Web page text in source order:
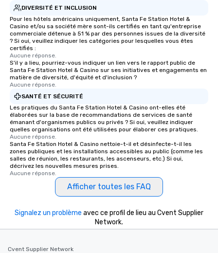
DIVERSITÉ ET INCLUSION
Pour les hôtels américains uniquement, Santa Fe Station Hotel &
Casino et/ou sa société mère sont-ils certifiés en tant qu'entreprise
commerciale détenue à 51 % par des personnes issues de la diversité
? Si oui, veuillez indiquer les catégories pour lesquelles vous êtes
certifiés :
Aucune réponse.
S'il y a lieu, pourriez-vous indiquer un lien vers le rapport public de
Santa Fe Station Hotel & Casino sur ses initiatives et engagements en
matière de diversité, d'équité et d'inclusion ?
Aucune réponse.
SANTÉ ET SÉCURITÉ
Les pratiques du Santa Fe Station Hotel & Casino ont-elles été
élaborées sur la base de recommandations de services de santé
émanant d'organismes publics ou privés ? Si oui, veuillez indiquer
quelles organisations ont été utilisées pour élaborer ces pratiques.
Aucune réponse.
Santa Fe Station Hotel & Casino nettoie-t-il et désinfecte-t-il les
zones publiques et les installations accessibles au public (comme les
salles de réunion, les restaurants, les ascenseurs, etc.) Si oui,
décrivez les nouvelles mesures prises.
Aucune réponse.
Afficher toutes les FAQ
Signalez un problème avec ce profil de lieu au Cvent Supplier
Network.
Cvent Supplier Network